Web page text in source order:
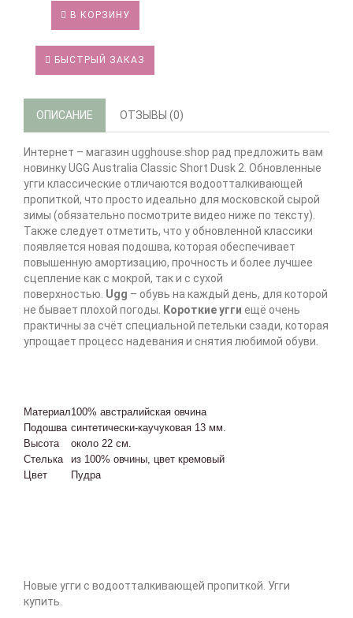
В КОРЗИНУ
БЫСТРЫЙ ЗАКАЗ
ОПИСАНИЕ ОТЗЫВЫ (0)
Интернет – магазин ugghouse.shop рад предложить вам
новинку UGG Australia Classic Short Dusk 2. Обновленные
угги классические отличаются водоотталкивающей
пропиткой, что просто идеально для московской сырой
зимы (обязательно посмотрите видео ниже по тексту).
Также следует отметить, что у обновленной классики
появляется новая подошва, которая обеспечивает
повышенную амортизацию, прочность и более лучшее
сцепление как с мокрой, так и с сухой
поверхностью. Ugg – обувь на каждый день, для которой
не бывает плохой погоды. Короткие угги ещё очень
практичны за счёт специальной петельки сзади, которая
упрощает процесс надевания и снятия любимой обуви.
Материал100% австралийская овчина
Подошва синтетически-каучуковая 13 мм.
Высота
около 22 см.
Стелька
из 100% овчины, цвет кремовый
Цвет
Пудра
Новые угги с водоотталкивающей пропиткой. Угги
купить.